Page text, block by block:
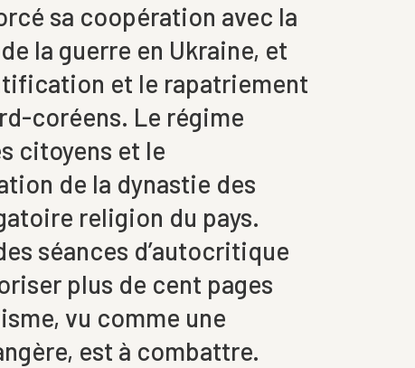
sa coopération avec la
la guerre en Ukraine, et
et le rapatriement
coréens. Le régime
citoyens et le
de la dynastie des
religion du pays.
séances d’autocritique
plus de cent pages
vu comme une
est à combattre.